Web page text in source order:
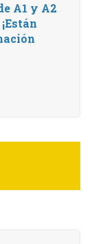
A1 y A2
¡Están